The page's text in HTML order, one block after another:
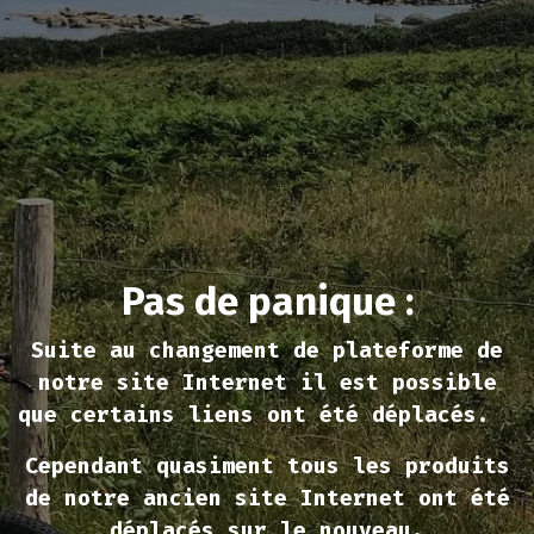
Erreur 404Pas de
Pas de panique :
Suite au changement de plateforme de
notre site Internet il est possible
que certains liens ont été déplacés.
Cependant quasiment tous les produits
de notre ancien site Internet ont été